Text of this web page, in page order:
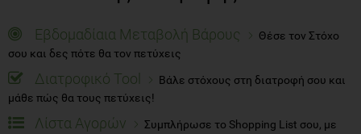
Εβδομαδίαια Μεταβολή Βάρους
Θέσε τον Στόχο
σου και δες πότε θα τον πετύχεις
Διατροφικό Tool
Βάλε στόχους στη διατροφή σου και
μάθε πώς θα τους πετύχεις!
Λίστα Αγορών
Συμπλήρωσε το Shopping List σου, με